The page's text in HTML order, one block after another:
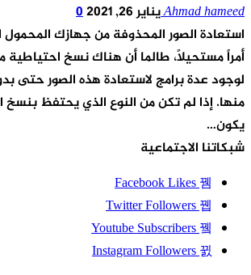
Ahmad hameedيناير 26, 2021
0
استعادة الصور المحذوفة من جهازك المحمول
أمراً مستحيلاً، طالما أن هناك نسخ احتياطية
لوجود عدة برامج لاستعادة هذه الصور حتى
منها. إذا لم تكن من النوع الذي يحتفظ بنسخ
يكون…
شبكاتنا الاجتماعية
FacebookLikes
TwitterFollowers
YoutubeSubscribers
InstagramFollowers